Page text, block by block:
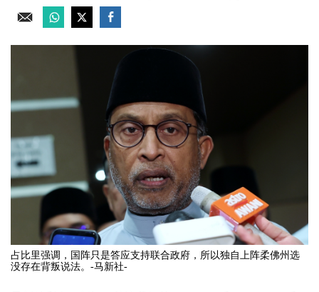
占比里强调，国阵只是答应支持联合政府，所以独自上阵柔佛州选
没存在背叛说法。-马新社-